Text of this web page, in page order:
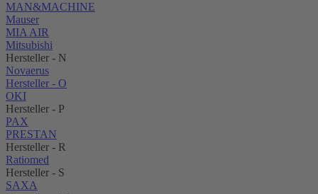
MAN&MACHINE
Mauser
MIA AIR
Mitsubishi
Hersteller - N
Novaerus
Hersteller - O
OKI
Hersteller - P
PAX
PRESTAN
Hersteller - R
Ratiomed
Hersteller - S
SAXA